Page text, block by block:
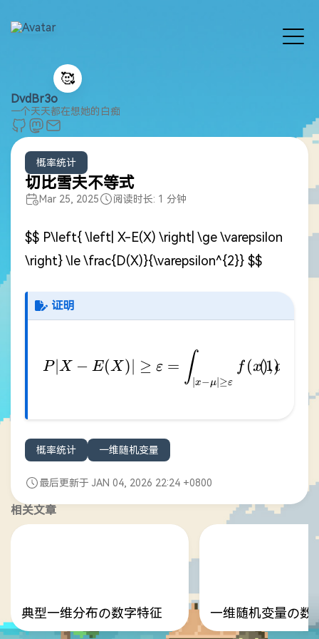
🥰
DvdBr3o
一个天天都在想她的白痴
概率统计
切比雪夫不等式
Mar 25, 2025 阅读时长: 1 分钟
$$ P\left{ \left| X-E(X) \right| \ge \varepsilon
\right} \le \frac{D(X)}{\varepsilon^{2}} $$
证明
\begin{align}
P∣ X − E(X )∣ ≥ ε = ∫∣x−μ∣≥ε
f (x),d
概率统计 一维随机变量
最后更新于 JAN 04, 2026 22:24 +0800
相关文章
典型一维分布の数字特征 一维随机变量の数